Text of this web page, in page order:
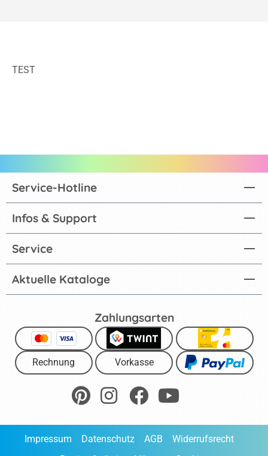
TEST
Aktuelle Kataloge
Service-Hotline
Infos & Support
Service
Zahlungsarten
Rechnung Vorkasse
Impressum Datenschutz AGB
Widerrufsrecht